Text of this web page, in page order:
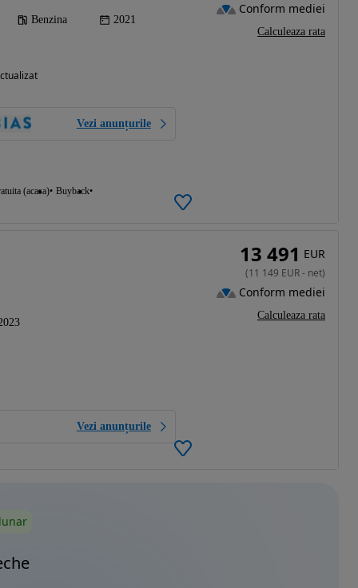
Benzina 2021
Vezi anunțurile
(acasa) Buyback
Conform mediei
Calculeaza rata
Vezi anunțurile
13 491 EUR
(11 149 EUR- net)
Conform mediei
Calculeaza rata